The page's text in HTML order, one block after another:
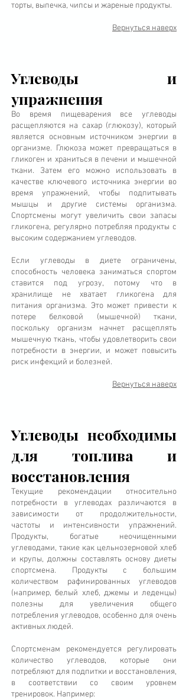
торты, выпечка, чипсы и жареные продукты.
Вернуться наверх
Углеводы и
упражнения
Во время пищеварения все углеводы
расщепляются на сахар (глюкозу), который
является основным источником энергии в
организме. Глюкоза может превращаться в
гликоген и храниться в печени и мышечной
ткани. Затем его можно использовать в
качестве ключевого источника энергии во
время упражнений, чтобы подпитывать
мышцы и другие системы организма.
Спортсмены могут увеличить свои запасы
гликогена, регулярно потребляя продукты с
высоким содержанием углеводов.
Если углеводы в диете ограничены,
способность человека заниматься спортом
ставится под угрозу, потому что в
хранилище не хватает гликогена для
питания организма. Это может привести к
потере белковой (мышечной) ткани,
поскольку организм начнет расщеплять
мышечную ткань, чтобы удовлетворить свои
потребности в энергии, и может повысить
риск инфекций и болезней.
Вернуться наверх
Углеводы необходимы
для топлива и
восстановления
Текущие рекомендации относительно
потребности в углеводах различаются в
зависимости от продолжительности,
частоты и интенсивности упражнений.
Продукты, богатые неочищенными
углеводами, такие как цельнозерновой хлеб
и крупы, должны составлять основу диеты
спортсмена. Продукты с большим
количеством рафинированных углеводов
(например, белый хлеб, джемы и леденцы)
полезны для увеличения общего
потребления углеводов, особенно для очень
активных людей.
Спортсменам рекомендуется регулировать
количество углеводов, которые они
потребляют для подпитки и восстановления,
в соответствии со своим уровнем
тренировок. Например: